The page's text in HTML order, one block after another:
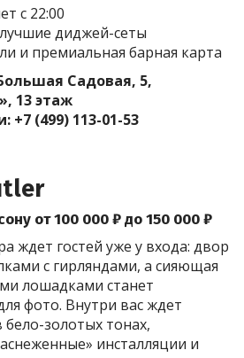
с 22:00
диджей-сеты
и премиальная барная карта
Садовая, 5,
13 этаж
+7 (499) 113-01-53
от 100 000 ₽ до 150 000 ₽
ждет гостей уже у входа: двор
с гирляндами, а сияющая
лошадками станет
фото. Внутри вас ждет
золотых тонах,
инсталляции и